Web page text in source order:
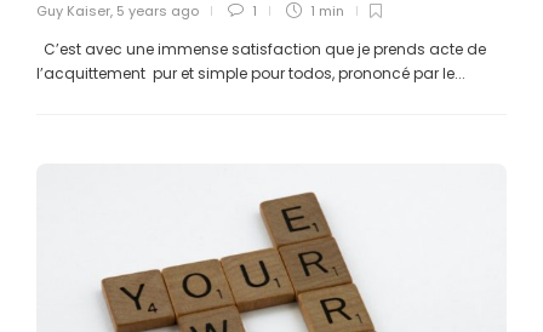
Guy Kaiser, 5 years ago 1 1 min
C’est avec une immense satisfaction que je prends acte de
l’acquittement pur et simple pour todos, prononcé par le...